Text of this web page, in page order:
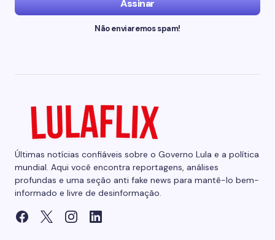
Assinar
Não enviaremos spam!
Últimas notícias confiáveis sobre o Governo Lula e a política
mundial. Aqui você encontra reportagens, análises
profundas e uma seção anti fake news para mantê-lo bem-
informado e livre de desinformação.